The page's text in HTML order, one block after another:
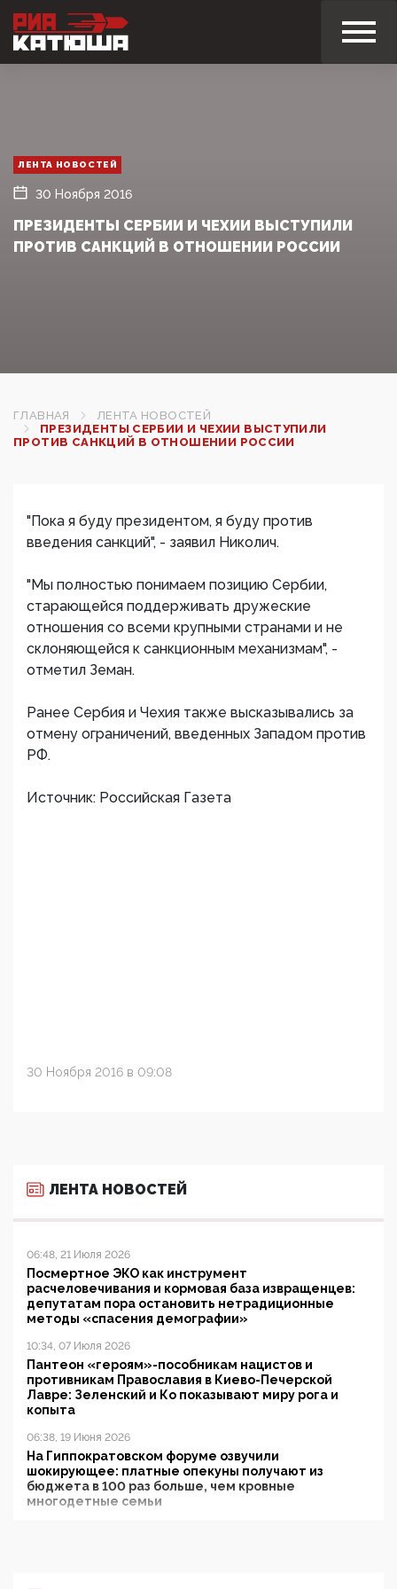
ЛЕНТА НОВОСТЕЙ
30 Ноября 2016
ПРЕЗИДЕНТЫ СЕРБИИ И ЧЕХИИ ВЫСТУПИЛИ
ПРОТИВ САНКЦИЙ В ОТНОШЕНИИ РОССИИ
ГЛАВНАЯ
ЛЕНТА НОВОСТЕЙ
ПРЕЗИДЕНТЫ СЕРБИИ И ЧЕХИИ ВЫСТУПИЛИ
ПРОТИВ САНКЦИЙ В ОТНОШЕНИИ РОССИИ
"Пока я буду президентом, я буду против
введения санкций", - заявил Николич.
"Мы полностью понимаем позицию Сербии,
старающейся поддерживать дружеские
отношения со всеми крупными странами и не
склоняющейся к санкционным механизмам", -
отметил Земан.
Ранее Сербия и Чехия также высказывались за
отмену ограничений, введенных Западом против
РФ.
Источник: Российская Газета
30 Ноября 2016 в 09:08
ЛЕНТА НОВОСТЕЙ
06:48, 21 Июля 2026
Посмертное ЭКО как инструмент
расчеловечивания и кормовая база извращенцев:
депутатам пора остановить нетрадиционные
методы «спасения демографии»
10:34, 07 Июля 2026
Пантеон «героям»-пособникам нацистов и
противникам Православия в Киево-Печерской
Лавре: Зеленский и Ко показывают миру рога и
копыта
06:38, 19 Июня 2026
На Гиппократовском форуме озвучили
шокирующее: платные опекуны получают из
бюджета в 100 раз больше, чем кровные
многодетные семьи